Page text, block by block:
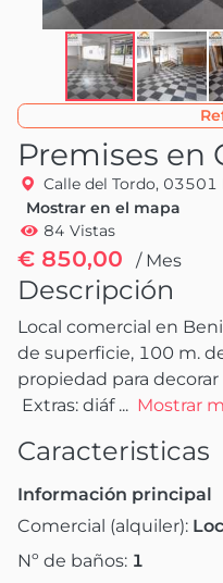
Premises en
Calle del Tordo, 03501
Mostrar en el mapa
84 Vistas
€ 850,00 / Mes
Descripción
Local comercial en
de superficie, 100 m.
propiedad para decorar
Extras: diáf ... Mostrar
Caracteristicas
Información principal
Comercial (alquiler):
Nº de baños: 1